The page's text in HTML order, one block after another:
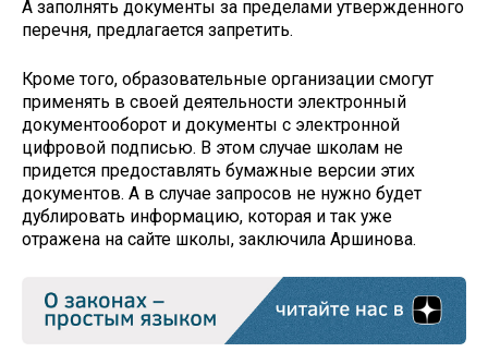
А заполнять документы за пределами утвержденного
перечня, предлагается запретить.
Кроме того, образовательные организации смогут
применять в своей деятельности электронный
документооборот и документы с электронной
цифровой подписью. В этом случае школам не
придется предоставлять бумажные версии этих
документов. А в случае запросов не нужно будет
дублировать информацию, которая и так уже
отражена на сайте школы, заключила Аршинова.